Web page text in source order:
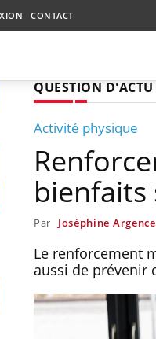
CONTACT
QUESTION D'ACTU
Activité physique
bienfaits
Par Joséphine Argence
Le renforcement
aussi de prévenir